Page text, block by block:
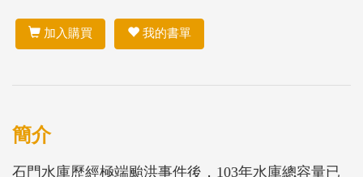
加入購買 我的書單
簡介
石門水庫歷經極端颱洪事件後，103年水庫總容量已